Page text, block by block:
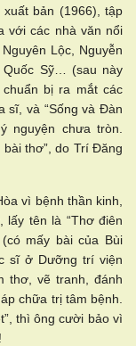
bản (1966), tập
với các nhà văn nổi
Lộc, Nguyễn
Quốc Sỹ… (sau này
bị ra mắt các
sĩ, và “Sống và Đàn
nguyện chưa tròn.
thơ”, do Trí Đăng
vì bệnh thần kinh,
lấy tên là “Thơ điên
mấy bài của Bùi
sĩ ở Dưỡng trí viện
thơ, vẽ tranh, đánh
chữa trị tâm bệnh.
thì ông cười bảo vì